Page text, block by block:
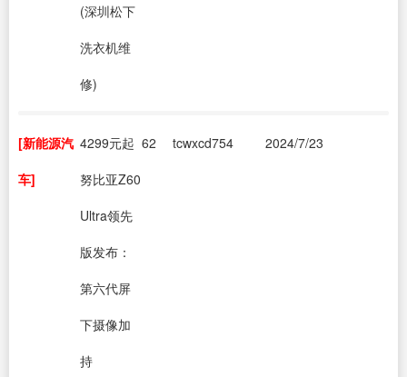
(深圳松下
洗衣机维
修)
[新能源汽
车]
4299元起
努比亚Z60
Ultra领先
版发布：
第六代屏
下摄像加
持
62 tcwxcd754 2024/7/23